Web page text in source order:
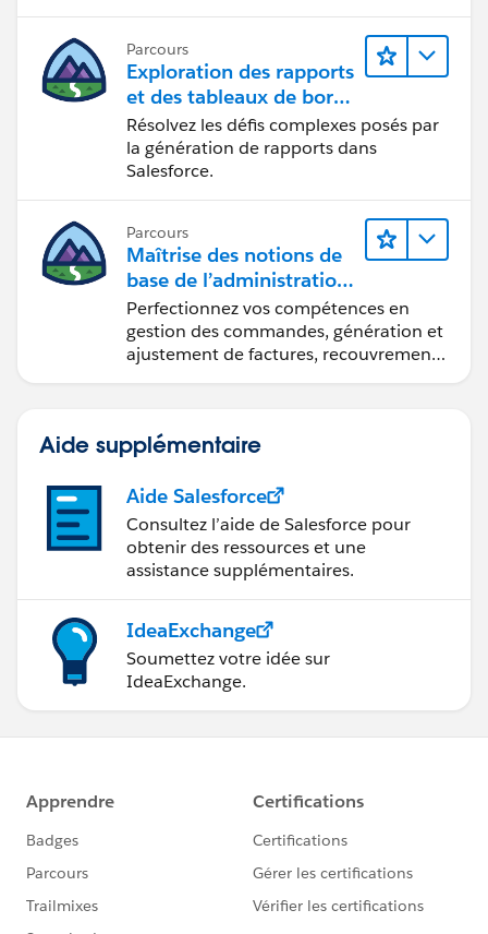
Parcours
Exploration des rapports
et des tableaux de bord
Lightning Experience
Résolvez les défis complexes posés par
la génération de rapports dans
Salesforce.
Parcours
Maîtrise des notions de
base de l’administration
de Salesforce Billing
Perfectionnez vos compétences en
gestion des commandes, génération et
ajustement de factures, recouvrement
Aide supplémentaire
Aide Salesforce
Consultez l’aide de Salesforce pour
obtenir des ressources et une
assistance supplémentaires.
IdeaExchange
Soumettez votre idée sur
IdeaExchange.